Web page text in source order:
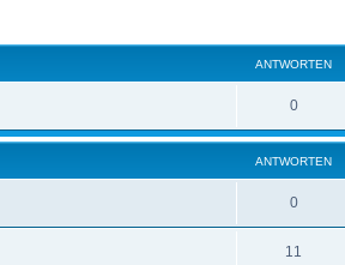
ANTWORTEN
0
ANTWORTEN
0
11